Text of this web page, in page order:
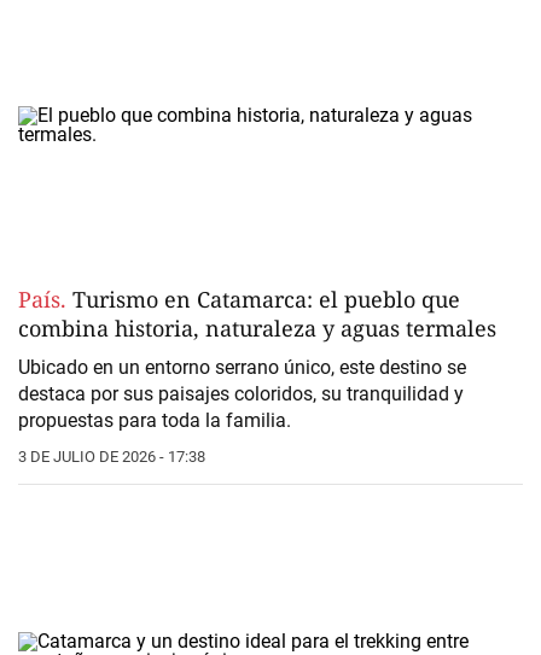
País. Turismo en Catamarca: el pueblo que
combina historia, naturaleza y aguas termales
Ubicado en un entorno serrano único, este destino se
destaca por sus paisajes coloridos, su tranquilidad y
propuestas para toda la familia.
3 DE JULIO DE 2026 - 17:38